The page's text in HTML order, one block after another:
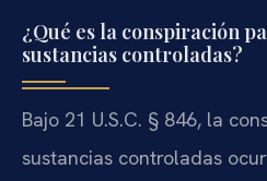
¿Qué es la conspiración
sustancias controladas?
Bajo 21 U.S.C. § 846, la
sustancias controladas